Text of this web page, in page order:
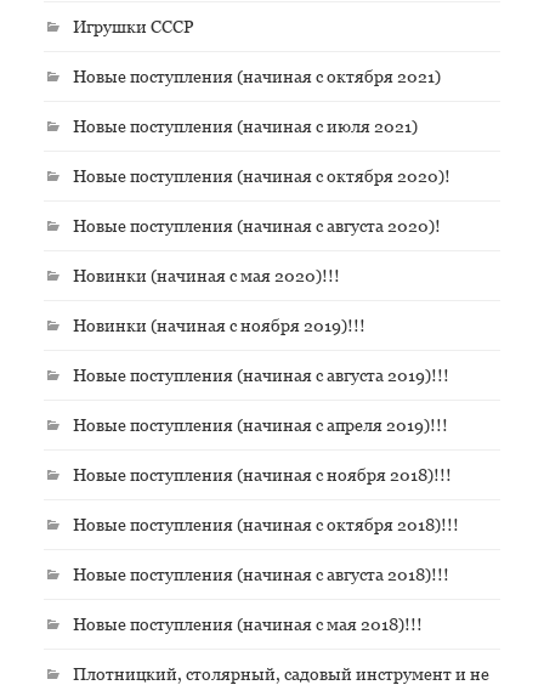
Игрушки СССР
Новые поступления (начиная с октября 2021)
Новые поступления (начиная с июля 2021)
Новые поступления (начиная с октября 2020)!
Новые поступления (начиная с августа 2020)!
Новинки (начиная с мая 2020)!!!
Новинки (начиная с ноября 2019)!!!
Новые поступления (начиная с августа 2019)!!!
Новые поступления (начиная с апреля 2019)!!!
Новые поступления (начиная с ноября 2018)!!!
Новые поступления (начиная с октября 2018)!!!
Новые поступления (начиная с августа 2018)!!!
Новые поступления (начиная с мая 2018)!!!
Плотницкий, столярный, садовый инструмент и не